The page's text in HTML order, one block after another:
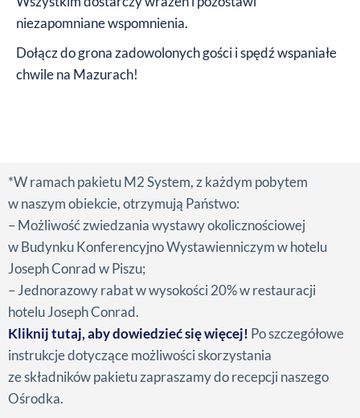
niezapomniane wspomnienia.
Dołącz do grona zadowolonych gości i spędź wspaniałe
chwile na Mazurach!
*W ramach pakietu M2 System, z każdym pobytem
w naszym obiekcie, otrzymują Państwo:
– Możliwość zwiedzania wystawy okolicznościowej
w Budynku Konferencyjno Wystawienniczym w hotelu
Joseph Conrad w Piszu;
– Jednorazowy rabat w wysokości 20% w restauracji
hotelu Joseph Conrad.
Kliknij tutaj, aby dowiedzieć się więcej! Po szczegółowe
instrukcje dotyczące możliwości skorzystania
ze składników pakietu zapraszamy do recepcji naszego
Ośrodka.